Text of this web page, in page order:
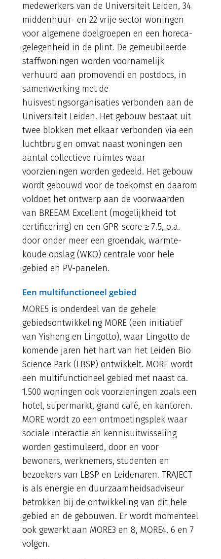
medewerkers van de Universiteit Leiden, 34
middenhuur- en 22 vrije sector woningen
voor algemene doelgroepen en een horeca-
gelegenheid in de plint. De gemeubileerde
staffwoningen worden voornamelijk
verhuurd aan promovendi en postdocs, in
samenwerking met de
huisvestingsorganisaties verbonden aan de
Universiteit Leiden. Het gebouw bestaat uit
twee blokken met elkaar verbonden via een
luchtbrug en omvat naast woningen een
aantal collectieve ruimtes waar
voorzieningen worden gedeeld. Het gebouw
wordt gebouwd voor de toekomst en daarom
voldoet het ontwerp aan de voorwaarden
van BREEAM Excellent (mogelijkheid tot
certificering) en een GPR-score ≥ 7.5, o.a.
door onder meer een groendak, warmte-
koude opslag (WKO) centrale voor hele
gebied en PV-panelen.
Een multifunctioneel gebied
MORE5 is onderdeel van de gehele
gebiedsontwikkeling MORE (een initiatief
van Yisheng en Lingotto), waar Lingotto de
komende jaren het hart van het Leiden Bio
Science Park (LBSP) ontwikkelt. MORE wordt
een multifunctioneel gebied met naast ca.
1.500 woningen ook voorzieningen zoals een
hotel, supermarkt, grand café, en kantoren.
MORE wordt zo een ontmoetingsplek waar
sociale interactie en kennisuitwisseling
worden gestimuleerd, door en voor
bewoners, werknemers, studenten en
bezoekers van LBSP en Leidenaren. TRAJECT
is als energie en duurzaamheidsadviseur
betrokken bij de ontwikkeling van dit hele
gebied en de gebouwen. Er wordt momenteel
ook gewerkt aan MORE3 en 8, MORE4, 6 en 7
volgen.